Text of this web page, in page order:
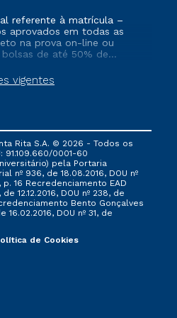
vigentes
referente à matrícula –
aprovados em todas as
na prova on-line ou
de até 50% de
e/ou não tenham
matrícula em uma das
governamentais, e
outra campanha
Rita S.A. © 2026 - Todos os
91.109.660/0001-60
pela Portaria
nº 936, de 18.08.2016, DOU nº
p. 16 Recredenciamento EAD
12.12.2016, DOU nº 238, de
Bento Gonçalves
DOU nº 31, de
de Cookies